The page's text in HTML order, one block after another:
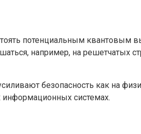
потенциальным квантовым
например, на решетчатых
безопасность как на
информационных системах.